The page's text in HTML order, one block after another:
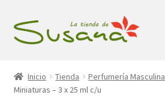
Ir
a
Ir
al
Promociones
Inicio Tienda Perfumería Masculina
Miniaturas – 3 x 25 ml c/u